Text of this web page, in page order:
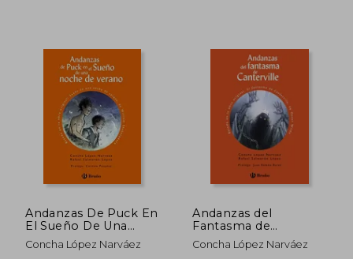
Andanzas De Puck En
El Sueño De Una
Noche De Verano
(Castellano - Bruño -
Concha López Narváez
Andanzas del
Fantasma de
Canterville
Concha López Narváez